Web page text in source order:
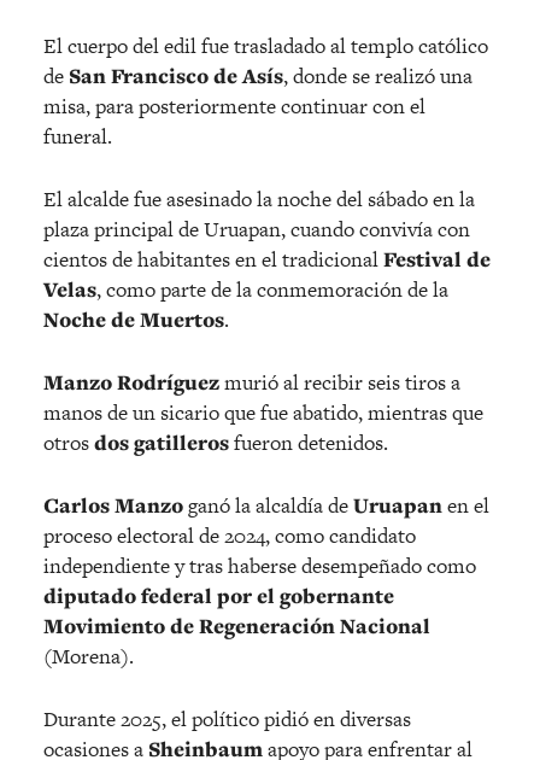
El cuerpo del edil fue trasladado al templo católico
de San Francisco de Asís, donde se realizó una
misa, para posteriormente continuar con el
funeral.
El alcalde fue asesinado la noche del sábado en la
plaza principal de Uruapan, cuando convivía con
cientos de habitantes en el tradicionalFestival de
Velas, como parte de la conmemoración de la
Noche de Muertos.
Manzo Rodríguezmurió al recibir seis tiros a
manos de un sicario que fue abatido, mientras que
otrosdos gatillerosfueron detenidos.
Carlos Manzoganó la alcaldía deUruapanen el
proceso electoral de 2024, como candidato
independiente y tras haberse desempeñado como
diputado federal por el gobernante
Movimiento de Regeneración Nacional
(Morena).
Durante 2025, el político pidió en diversas
ocasiones a Sheinbaumapoyo para enfrentar al